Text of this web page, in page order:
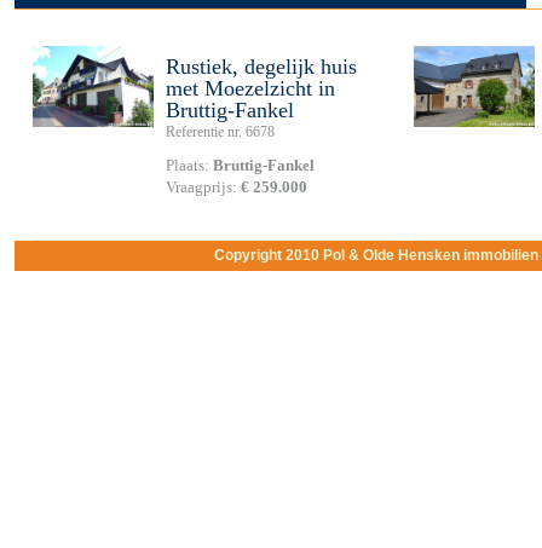
Rustiek, degelijk huis
met Moezelzicht in
Bruttig-Fankel
Referentie nr. 6678
Plaats: Bruttig-Fankel
Vraagprijs: € 259.000
Copyright 2010 Pol & Olde Hensken